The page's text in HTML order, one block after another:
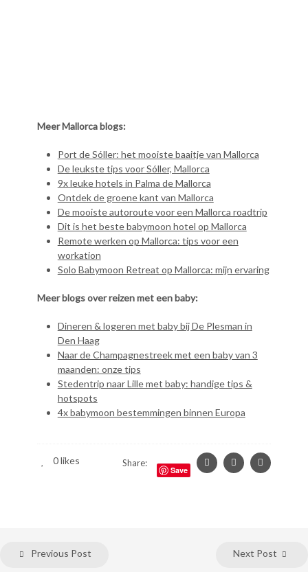
Meer Mallorca blogs:
Port de Sóller: het mooiste baaitje van Mallorca
De leukste tips voor Sóller, Mallorca
9x leuke hotels in Palma de Mallorca
Ontdek de groene kant van Mallorca
De mooiste autoroute voor een Mallorca roadtrip
Dit is het beste babymoon hotel op Mallorca
Remote werken op Mallorca: tips voor een
workation
Solo Babymoon Retreat op Mallorca: mijn ervaring
Meer blogs over reizen met een baby:
Dineren & logeren met baby bij De Plesman in
Den Haag
Naar de Champagnestreek met een baby van 3
maanden: onze tips
Stedentrip naar Lille met baby: handige tips &
hotspots
4x babymoon bestemmingen binnen Europa
0likes Share:
Save
Previous Post Next Post